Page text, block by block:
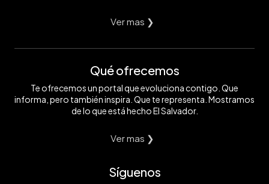
Ver mas ❯
Qué ofrecemos
Te ofrecemos un portal que evoluciona contigo. Que
informa, pero también inspira. Que te representa. Mostramos
de lo que está hecho El Salvador.
Ver mas ❯
Síguenos